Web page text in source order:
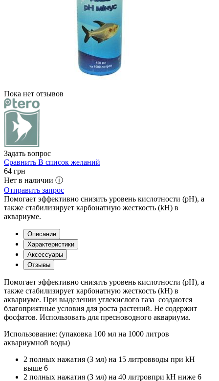
Пока нет отзывов
Задать вопрос
Сравнить В список желаний
64 грн
Нет в наличии ⓘ
Отправить запрос
Помогает эффективно снизить уровень кислотности (pH), а
также стабилизирует карбонатную жесткость (kH) в
аквариуме.
Описание
Характеристики
Аксессуары
Отзывы
Помогает эффективно снизить уровень кислотности (pH), а
также стабилизирует карбонатную жесткость (kH) в
аквариуме. При выделении углекислого газа создаются
благоприятные условия для роста растений. Не содержит
фосфатов. Использовать для пресноводного аквариума.
Использование: (упаковка 100 мл на 1000 литров
аквариумной воды)
2 полных нажатия (3 мл) на 15 литровводы при kH
выше 6
2 полных нажатия (3 мл) на 40 литровпри kH ниже 6